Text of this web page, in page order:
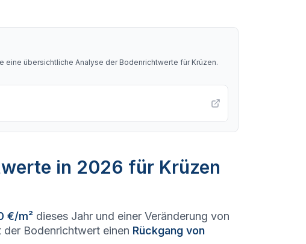
eine übersichtliche Analyse der Bodenrichtwerte für Krüzen.
in 2026 für Krüzen
€/m² dieses Jahr und einer Veränderung von
der Bodenrichtwert einen Rückgang von